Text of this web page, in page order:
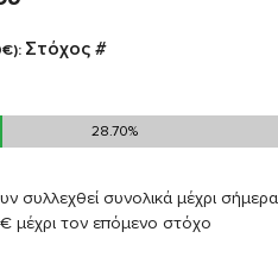
Στόχος #
28.70%
28.70%
συλλεχθεί συνολικά μέχρι σήμερα
μέχρι τον επόμενο στόχο